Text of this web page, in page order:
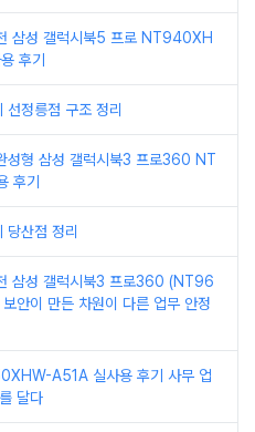
삼성 갤럭시북5 프로 NT940XH
후기
선정릉점 구조 정리
성형 삼성 갤럭시북3 프로360 NT
후기
당산점 정리
삼성 갤럭시북3 프로360 (NT96
안이 만든 차원이 다른 업무 안정
A51A 실사용 후기 사무 업
달다